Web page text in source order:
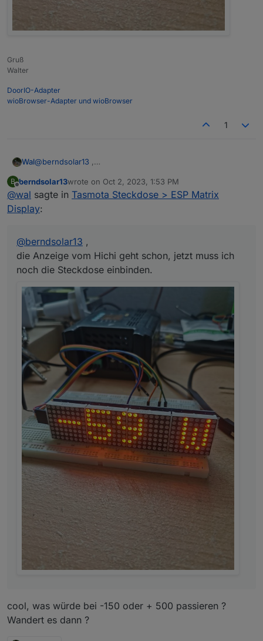
Gruß
Walter
DoorIO-Adapter
wioBrowser-Adapter und wioBrowser
1
Wal@berndsolar13
Steckdose einbinden.
B
Offline
berndsolar13wrote on Oct 2, 2023, 1:53 PM
last edited by
@wal sagte in Tasmota Steckdose > ESP Matrix
Display:
@berndsolar13 ,
die Anzeige vom Hichi geht schon, jetzt muss ich
noch die Steckdose einbinden.
cool, was würde bei -150 oder + 500 passieren ?
Wandert es dann ?